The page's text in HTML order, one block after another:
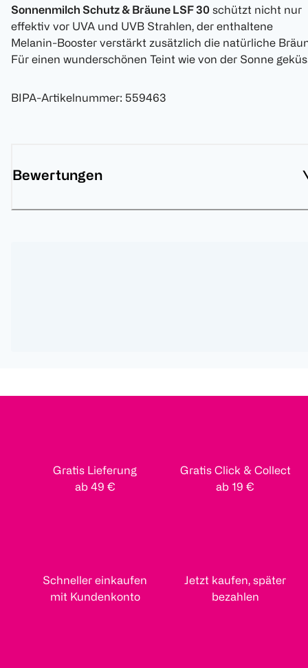
Sonnenmilch Schutz & Bräune LSF 30 schützt nicht nur
effektiv vor UVA und UVB Strahlen, der enthaltene
Melanin-Booster verstärkt zusätzlich die natürliche
Für einen wunderschönen Teint wie von der Sonne
BIPA-Artikelnummer: 559463
Bewertungen
Gratis Lieferung
ab 49 €
Gratis Click & Collect
ab 19 €
Schneller einkaufen
mit Kundenkonto
Jetzt kaufen, später
bezahlen